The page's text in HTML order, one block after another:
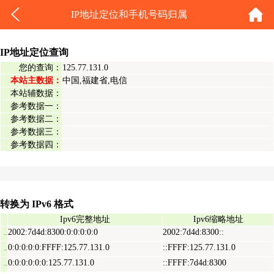
IP地址定位和手机号码归属
IP地址定位查询
您的查询： 125.77.131.0
本站主数据： 中国,福建省,电信
本站辅数据：
参考数据一：
参考数据二：
参考数据三：
参考数据四：
转换为 IPv6 格式
Ipv6完整地址 Ipv6缩略地址
2002:7d4d:8300:0:0:0:0:0 2002:7d4d:8300::
0:0:0:0:0:FFFF:125.77.131.0 ::FFFF:125.77.131.0
0:0:0:0:0:0:125.77.131.0 ::FFFF:7d4d:8300